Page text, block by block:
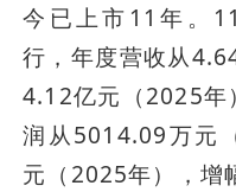
今已上市11年。
行，年度营收从
4.12亿元（2025年
润从5014.09万元
元（2025年），增